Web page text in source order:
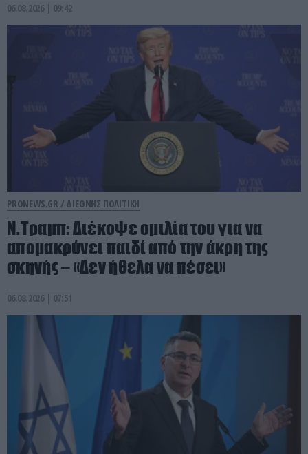
06.08.2026 | 09:42
PRONEWS.GR / ΔΙΕΘΝΗΣ ΠΟΛΙΤΙΚΗ
Ν.Τραμπ: Διέκοψε ομιλία του για να
απομακρύνει παιδί από την άκρη της
σκηνής – «Δεν ήθελα να πέσει»
06.08.2026 | 07:51